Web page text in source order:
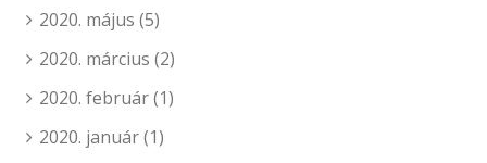
2020. május (5)
2020. március (2)
2020. február(1)
2020. január(1)